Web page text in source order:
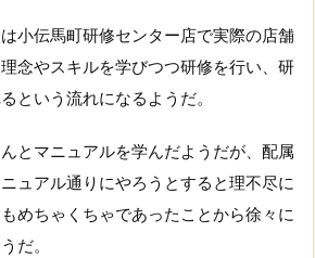
小伝馬町研修センター店で実際の店舗
念やスキルを学びつつ研修を行い、研
という流れになるようだ。
とマニュアルを学んだようだが、配属
ュアル通りにやろうとすると理不尽に
めちゃくちゃであったことから徐々に
だ。